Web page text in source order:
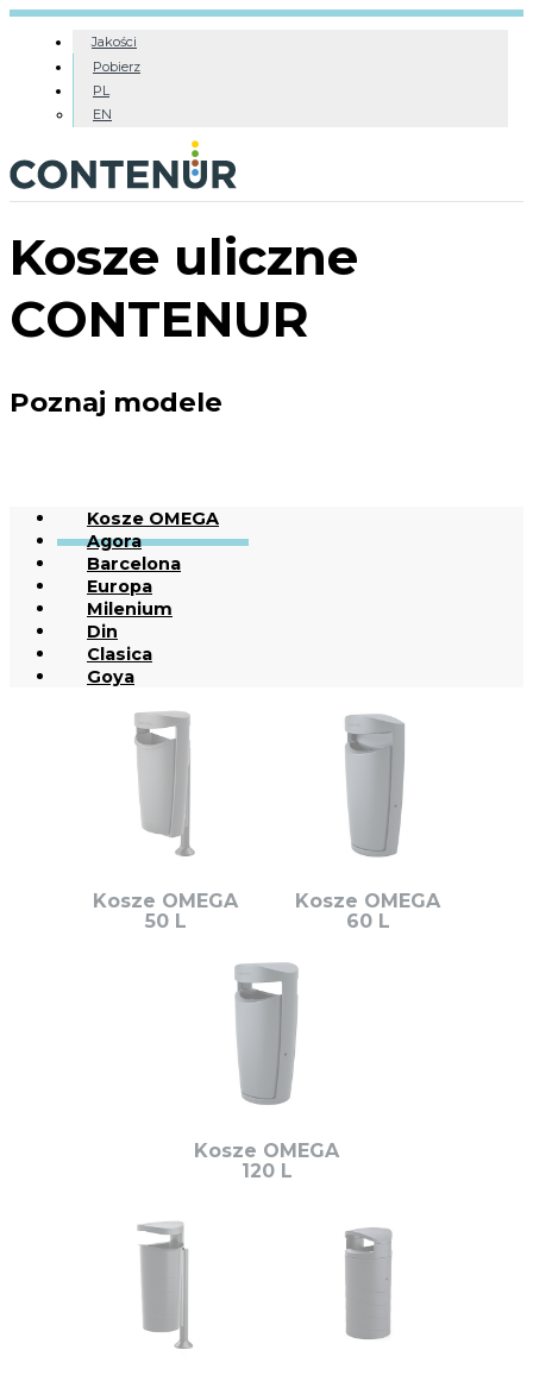
Jakości
Pobierz
PL
EN
Kosze uliczne
CONTENUR
Poznaj modele
Kosze OMEGA
Agora
Barcelona
Europa
Milenium
Din
Clasica
Goya
Kosze OMEGA
50 L
Kosze OMEGA
60 L
Kosze OMEGA
120 L